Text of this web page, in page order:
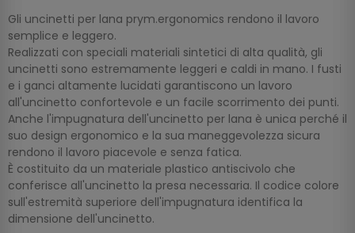
Gli uncinetti per lana prym.ergonomics rendono il lavoro
semplice e leggero.
Realizzati con speciali materiali sintetici di alta qualità, gli
uncinetti sono estremamente leggeri e caldi in mano. I fusti
e i ganci altamente lucidati garantiscono un lavoro
all'uncinetto confortevole e un facile scorrimento dei punti.
Anche l'impugnatura dell'uncinetto per lana è unica perché il
suo design ergonomico e la sua maneggevolezza sicura
rendono il lavoro piacevole e senza fatica.
È costituito da un materiale plastico antiscivolo che
conferisce all'uncinetto la presa necessaria. Il codice colore
sull'estremità superiore dell'impugnatura identifica la
dimensione dell'uncinetto.